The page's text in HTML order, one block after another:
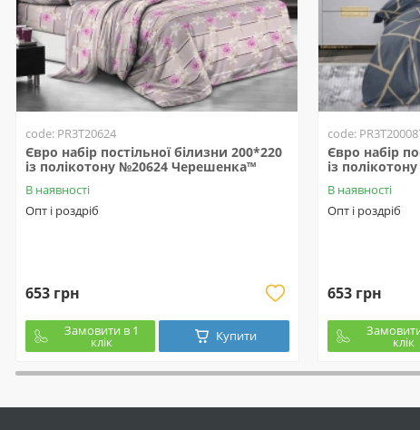
code: PR3T20624
Євро набір постільної білизни 200*220
із полікотону №20624 Черешенка™
В наявності
Опт і роздріб
653 грн
Замовити в 1
клік Купити
code:
Євро набір
із
В наявності
Опт і роздріб
653 грн
клік